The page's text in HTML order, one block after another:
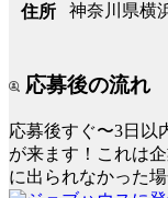
住所 神奈川県横
応募後の流れ
応募後すぐ〜3日以
が来ます！これは
に出られなかった